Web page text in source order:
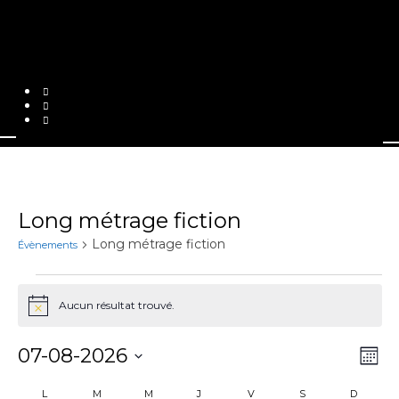
Long métrage fiction
Évènements Long métrage fiction
Évènements
NoticeAucun résultat trouvé.
par
Mois
07-08-2026
LLUNDI M M MERCREDIJ VVENDREDI
S D